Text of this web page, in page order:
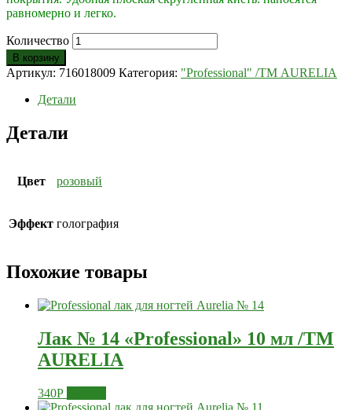
равномерно и легко.
Количество
В корзину
Артикул: 716018009 Категория: "Professional" /ТМ AURELIA
Детали
Детали
Цвет розовый
Эффект голография
Похожие товары
Лак № 14 «Professional» 10 мл /ТМ
AURELIA
340Р